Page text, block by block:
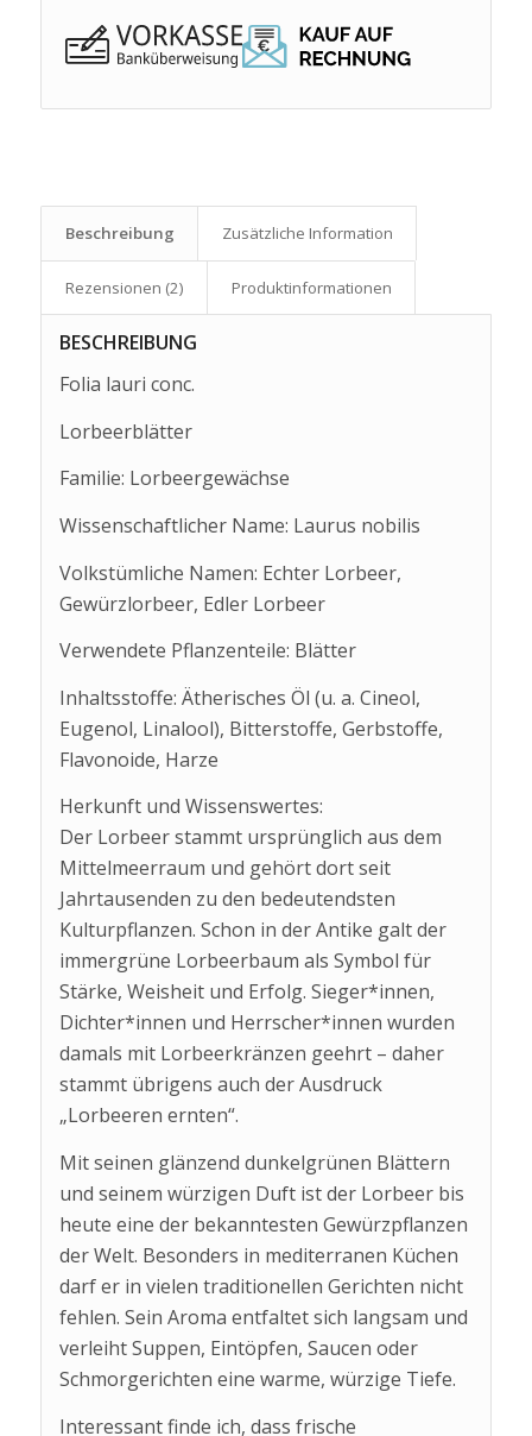
Beschreibung Zusätzliche Information
Rezensionen (2) Produkt­informationen
BESCHREIBUNG
Folia lauri conc.
Lorbeerblätter
Familie: Lorbeergewächse
Wissenschaftlicher Name: Laurus nobilis
Volkstümliche Namen: Echter Lorbeer,
Gewürzlorbeer, Edler Lorbeer
Verwendete Pflanzenteile: Blätter
Inhaltsstoffe: Ätherisches Öl (u. a. Cineol,
Eugenol, Linalool), Bitterstoffe, Gerbstoffe,
Flavonoide, Harze
Herkunft und Wissenswertes:
Der Lorbeer stammt ursprünglich aus dem
Mittelmeerraum und gehört dort seit
Jahrtausenden zu den bedeutendsten
Kulturpflanzen. Schon in der Antike galt der
immergrüne Lorbeerbaum als Symbol für
Stärke, Weisheit und Erfolg. Sieger*innen,
Dichter*innen und Herrscher*innen wurden
damals mit Lorbeerkränzen geehrt – daher
stammt übrigens auch der Ausdruck
„Lorbeeren ernten“.
Mit seinen glänzend dunkelgrünen Blättern
und seinem würzigen Duft ist der Lorbeer bis
heute eine der bekanntesten Gewürzpflanzen
der Welt. Besonders in mediterranen Küchen
darf er in vielen traditionellen Gerichten nicht
fehlen. Sein Aroma entfaltet sich langsam und
verleiht Suppen, Eintöpfen, Saucen oder
Schmorgerichten eine warme, würzige Tiefe.
Interessant finde ich, dass frische